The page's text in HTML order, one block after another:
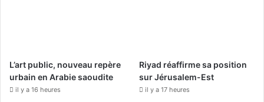
L’art public, nouveau repère
urbain en Arabie saoudite
il y a 16 heures
Riyad réaffirme sa position
sur Jérusalem-Est
il y a 17 heures